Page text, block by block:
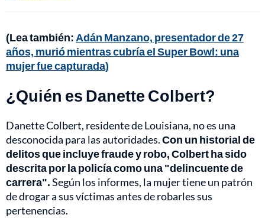
(Lea también: Adán Manzano, presentador de 27
años, murió mientras cubría el Super Bowl: una
mujer fue capturada)
¿Quién es Danette Colbert?
Danette Colbert, residente de Louisiana, no es una
desconocida para las autoridades.Con un historial de
delitos que incluye fraude y robo, Colbert ha sido
descrita por la policía como una "delincuente de
carrera".Según los informes, la mujer tiene un patrón
de drogar a sus víctimas antes de robarles sus
pertenencias.